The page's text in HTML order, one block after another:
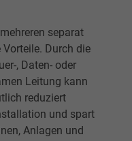
separat
Durch die
, Daten- oder
Leitung kann
reduziert
und spart
Anlagen und